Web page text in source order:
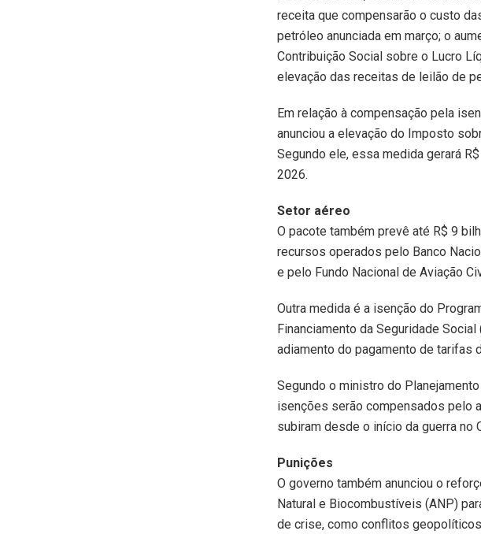
receita que compensarão o custo
petróleo anunciada em março; o
Contribuição Social sobre o Lucro
elevação das receitas de leilão de
Em relação à compensação pela
anunciou a elevação do Imposto
Segundo ele, essa medida gerará
2026.
Setor aéreo
O pacote também prevê até R$ 9
recursos operados pelo Banco
e pelo Fundo Nacional de Aviação
Outra medida é a isenção do
Financiamento da Seguridade
adiamento do pagamento de tarifas
Segundo o ministro do
isenções serão compensados pelo
subiram desde o início da guerra no
Punições
O governo também anunciou o
Natural e Biocombustíveis (ANP)
de crise, como conflitos